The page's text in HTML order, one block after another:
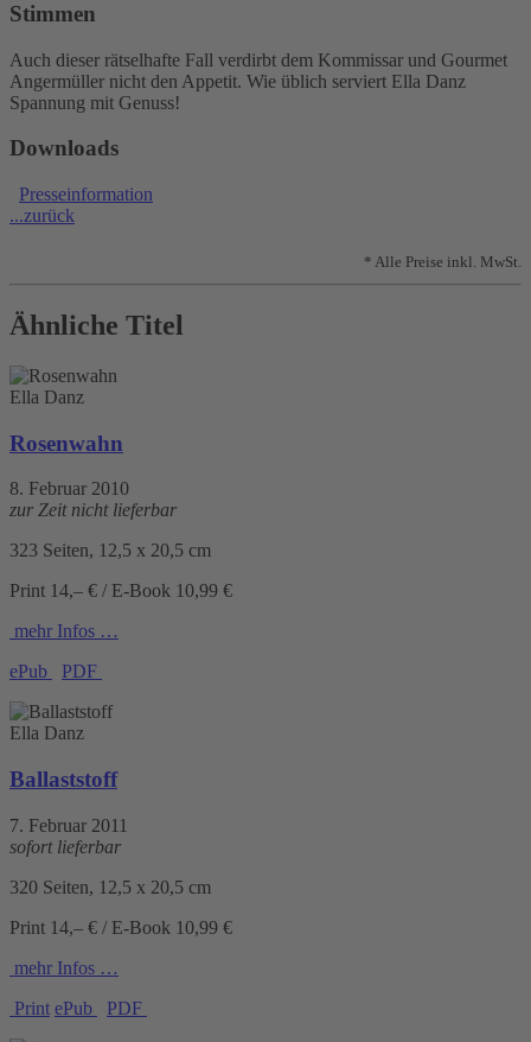
Stimmen
Auch dieser rätselhafte Fall verdirbt dem Kommissar und Gourmet
Angermüller nicht den Appetit. Wie üblich serviert Ella Danz
Spannung mit Genuss!
Downloads
Presseinformation
...zurück
* Alle Preise inkl. MwSt.
Ähnliche Titel
Ella Danz
Rosenwahn
8. Februar 2010
zur Zeit nicht lieferbar
323 Seiten, 12,5 x 20,5 cm
Print 14,– € / E-Book 10,99 €
mehr Infos …
ePub
PDF
Ella Danz
Ballaststoff
7. Februar 2011
sofort lieferbar
320 Seiten, 12,5 x 20,5 cm
Print 14,– € / E-Book 10,99 €
mehr Infos …
Print ePub PDF